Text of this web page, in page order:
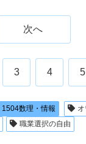
次へ
3 4 5
1504数理・情報
職業選択の自由